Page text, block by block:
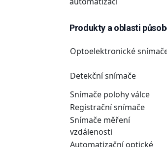
Produkty a oblasti
Optoelektronické
Detekční snímače
Snímače polohy válce
Registrační snímače
Snímače měření
vzdálenosti
Automatizační optické